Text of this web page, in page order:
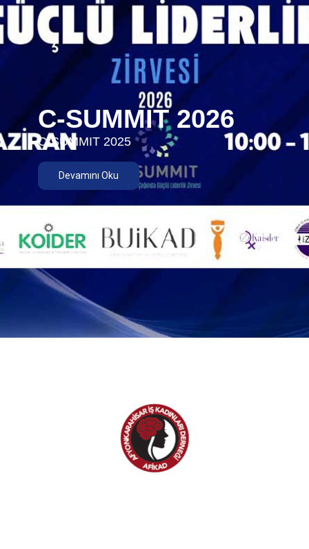
C-SUMMIT 2026
C-SUMMIT 2025
Devamını Oku